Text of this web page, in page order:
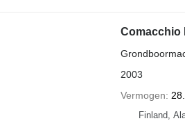
Comacchio
2003
Vermogen
Finland,